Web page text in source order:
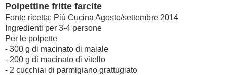
Polpettine fritte farcite
Fonte ricetta: Più Cucina Agosto/settembre 2014
Ingredienti per 3-4 persone
Per le polpette
- 300 g di macinato di maiale
- 200 g di macinato di vitello
- 2 cucchiai di parmigiano grattugiato